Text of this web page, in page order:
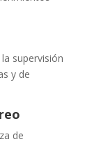
supervisión
y de
de